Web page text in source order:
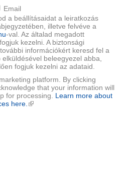
Email
a beállításaidat a leiratkozás
illetve felvéve a
-val. Az általad megadott
kezelni. A biztonsági
információkért keresd fel a
beleegyezel abba,
fogjuk kezelni az adataid.
platform. By clicking
that your information will
for processing. Learn more about
here. (külső hivatkozás)